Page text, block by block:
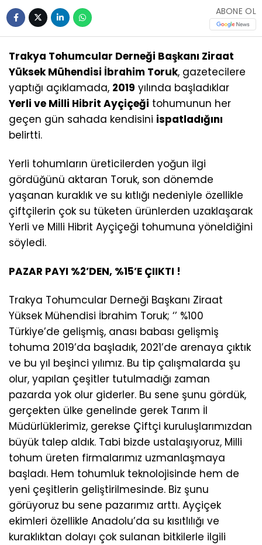
ABONE OL
Trakya Tohumcular Derneği Başkanı Ziraat
Yüksek Mühendisi İbrahim Toruk, gazetecilere
yaptığı açıklamada, 2019 yılında başladıklar
Yerli ve Milli Hibrit Ayçiçeği tohumunun her
geçen gün sahada kendisini ispatladığını
belirtti.
Yerli tohumların üreticilerden yoğun ilgi
gördüğünü aktaran Toruk, son dönemde
yaşanan kuraklık ve su kıtlığı nedeniyle özellikle
çiftçilerin çok su tüketen ürünlerden uzaklaşarak
Yerli ve Milli Hibrit Ayçiçeği tohumuna yöneldiğini
söyledi.
PAZAR PAYI %2’DEN, %15’E ÇIIKTI !
Trakya Tohumcular Derneği Başkanı Ziraat
Yüksek Mühendisi İbrahim Toruk; ‘’ %100
Türkiye’de gelişmiş, anası babası gelişmiş
tohuma 2019’da başladık, 2021’de arenaya çıktık
ve bu yıl beşinci yılımız. Bu tip çalışmalarda şu
olur, yapılan çeşitler tutulmadığı zaman
pazarda yok olur giderler. Bu sene şunu gördük,
gerçekten ülke genelinde gerek Tarım İl
Müdürlüklerimiz, gerekse Çiftçi kuruluşlarımızdan
büyük talep aldık. Tabi bizde ustalaşıyoruz, Milli
tohum üreten firmalarımız uzmanlaşmaya
başladı. Hem tohumluk teknolojisinde hem de
yeni çeşitlerin geliştirilmesinde. Biz şunu
görüyoruz bu sene pazarımız arttı. Ayçiçek
ekimleri özellikle Anadolu’da su kısıtlılığı ve
kuraklıktan dolayı çok sulanan bitkilerle ilgili